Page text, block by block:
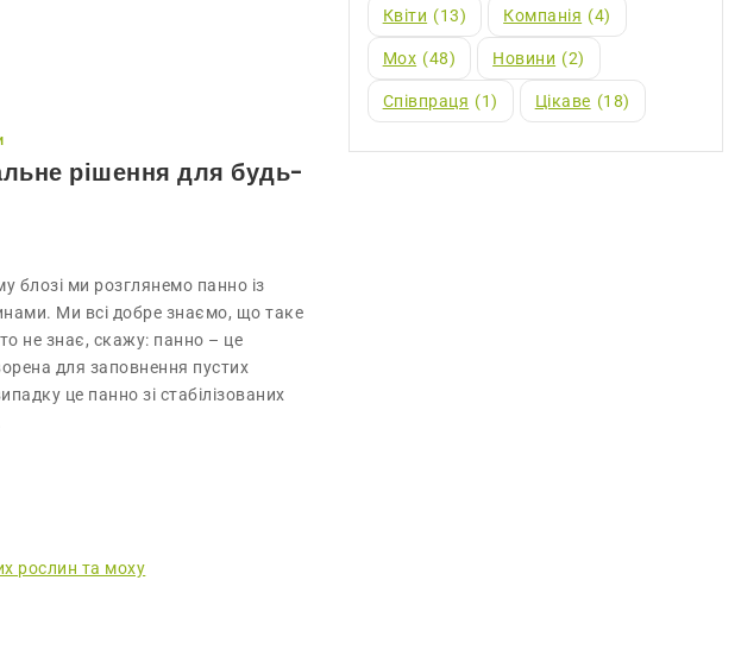
рішення для будь-
блозі ми розглянемо панно із
Ми всі добре знаємо, що таке
не знає, скажу: панно – це
для заповнення пустих
це панно зі стабілізованих
Квіти (13) Компанія (4)
Мох (48) Новини (2)
Співпраця (1) Цікаве (18)